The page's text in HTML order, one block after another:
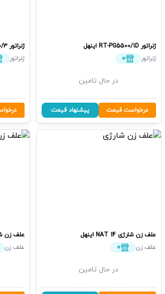
ژنراتور RT-PG5500/1D اینهل
ژنراتور
0
در حال تامین
درخواست قیمت پیشنهاد قیمت
ژنراتور 3
ژنراتور
علف زن شارژى NAT 14 اینهل
علف زن
0
در حال تامین
علف زن
علف زن